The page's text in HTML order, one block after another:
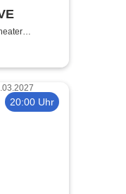
20:00 Uhr